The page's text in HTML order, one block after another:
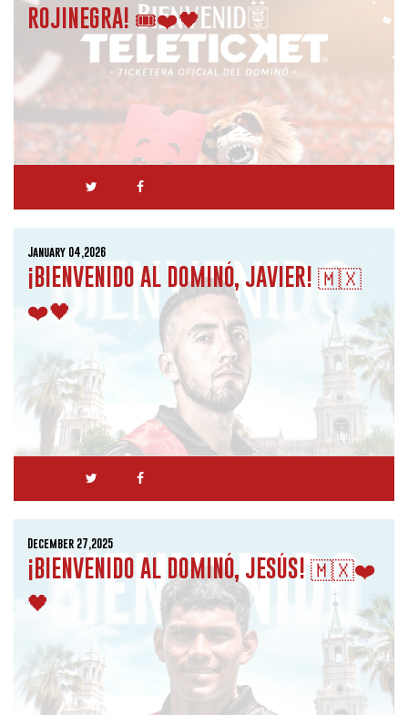
ROJINEGRA! 🎟️❤️🖤
January 04,2026
¡BIENVENIDO AL DOMINÓ, JAVIER! 🇲🇽
❤️🖤
December 27,2025
¡BIENVENIDO AL DOMINÓ, JESÚS! 🇲🇽❤️
🖤